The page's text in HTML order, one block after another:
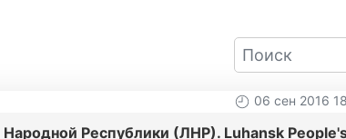
06 сен 2016
Республики (ЛНР). Luhansk